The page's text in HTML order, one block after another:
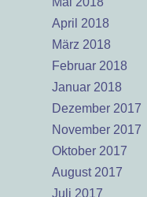
April 2018
März 2018
Februar 2018
Januar 2018
Dezember 2017
November 2017
Oktober 2017
August 2017
Juli 2017